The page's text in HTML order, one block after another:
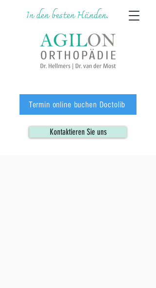
In den besten Händen.
Termin online buchen Doctolib
Kontaktieren Sie uns